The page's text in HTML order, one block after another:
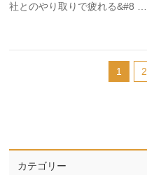
社とのやり取りで疲れる&#8 …
1 2
カテゴリー